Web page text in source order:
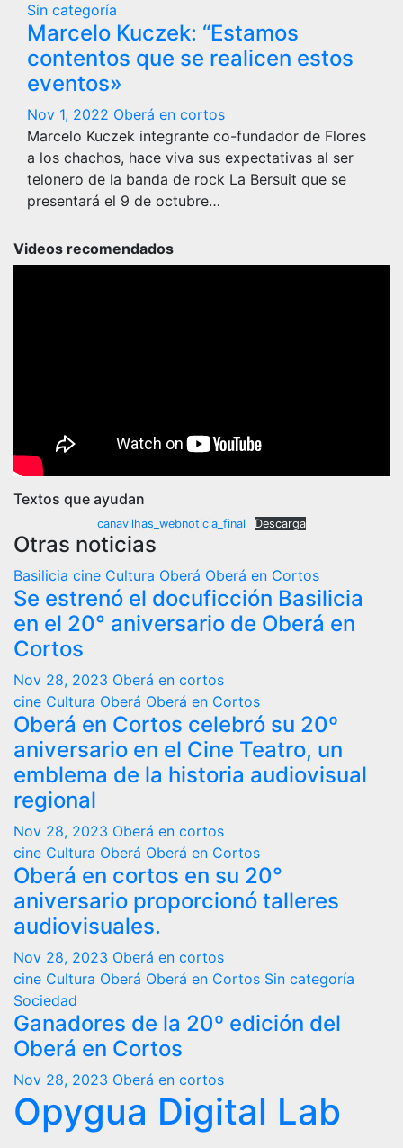
Sin categoría
Marcelo Kuczek: “Estamos
contentos que se realicen estos
eventos»
Nov 1, 2022 Oberá en cortos
Marcelo Kuczek integrante co-fundador de Flores
a los chachos, hace viva sus expectativas al ser
telonero de la banda de rock La Bersuit que se
presentará el 9 de octubre…
Videos recomendados
Textos que ayudan
canavilhas_webnoticia_final Descarga
Otras noticias
Basilicia cine Cultura Oberá Oberá en Cortos
Se estrenó el docuficción Basilicia
en el 20° aniversario de Oberá en
Cortos
Nov 28, 2023 Oberá en cortos
cine Cultura Oberá Oberá en Cortos
Oberá en Cortos celebró su 20º
aniversario en el Cine Teatro, un
emblema de la historia audiovisual
regional
Nov 28, 2023 Oberá en cortos
cine Cultura Oberá Oberá en Cortos
Oberá en cortos en su 20°
aniversario proporcionó talleres
audiovisuales.
Nov 28, 2023 Oberá en cortos
cine Cultura Oberá Oberá en Cortos Sin categoría
Sociedad
Ganadores de la 20º edición del
Oberá en Cortos
Nov 28, 2023 Oberá en cortos
Opygua Digital Lab